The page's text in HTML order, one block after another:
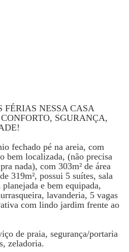
FÉRIAS NESSA CASA
SGURANÇA,
fechado pé na areia, com
bem localizada, (não precisa
nada), com 303m² de área
319m², possui 5 suítes, sala
e bem equipada,
lavanderia, 5 vagas
com lindo jardim frente ao
de praia, segurança/portaria
zeladoria.